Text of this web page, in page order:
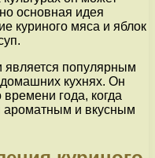
основная идея
куриного мяса и яблок
является популярным
кухнях. Он
года, когда
ароматным и вкусным